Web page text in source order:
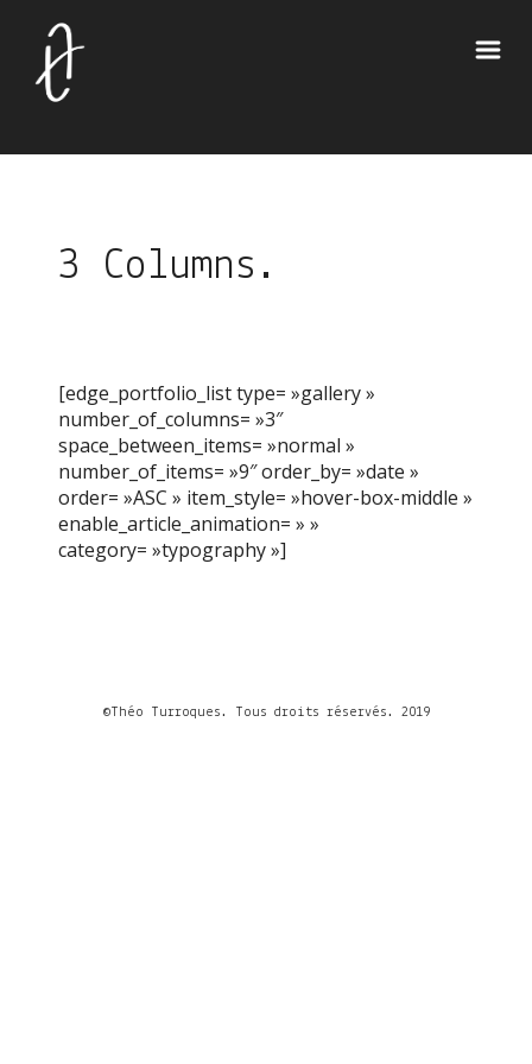
3 Columns.
[edge_portfolio_list type= »gallery »
number_of_columns= »3″
space_between_items= »normal »
number_of_items= »9″ order_by= »date »
order= »ASC » item_style= »hover-box-middle »
enable_article_animation= » »
category= »typography »]
©Théo Turroques. Tous droits réservés. 2019